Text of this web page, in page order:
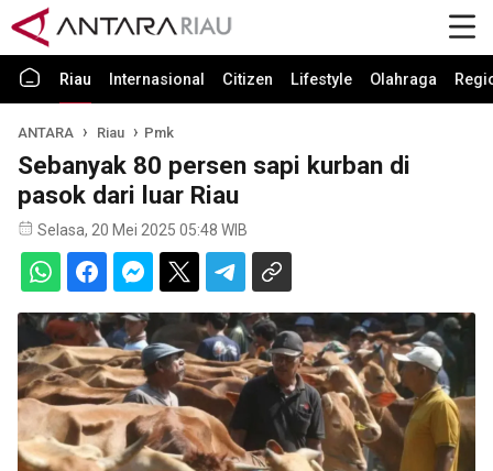
Riau Internasional Citizen Lifestyle Olahraga
ANTARA Riau Pmk
Sebanyak 80 persen sapi kurban di
pasok dari luar Riau
Selasa, 20 Mei 2025 05:48 WIB